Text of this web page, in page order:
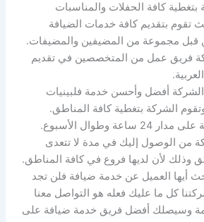
بتغطية كافة الحفلات والمناسبات
تقوم بتقديم كافة خدمات الضيافة
قبل مجموعة من المضيفين والمضيفات.
فريق عمل من المتخصصين في تقديم
أفضل وأحسن خدمة فلبينيات
الشركة بتغطية كافة المناطق.
ساعة وطوال الأسبوع.
من الوصول إليك في مدة لا تتعدى
وذلك لأن لديها فروع في كافة المناطق.
أيها العميل عن خدمة ضيافة فلن تجد
كل ما عليك فعله هو التواصل معنا
وسيصلك أفضل فريق خدمة ضيافة على